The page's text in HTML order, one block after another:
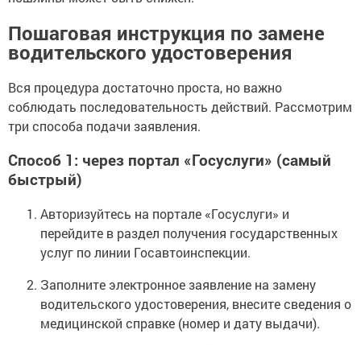
Пошаговая инструкция по замене
водительского удостоверения
Вся процедура достаточно проста, но важно
соблюдать последовательность действий. Рассмотрим
три способа подачи заявления.
Способ 1: через портал «Госуслуги» (самый
быстрый)
Авторизуйтесь на портале «Госуслуги» и
перейдите в раздел получения государственных
услуг по линии Госавтоинспекции.
Заполните электронное заявление на замену
водительского удостоверения, внесите сведения о
медицинской справке (номер и дату выдачи).